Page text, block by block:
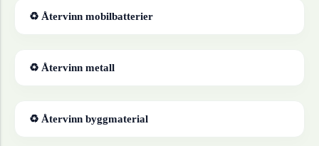
♻ Återvinn mobilbatterier
♻ Återvinn metall
♻ Återvinn byggmaterial